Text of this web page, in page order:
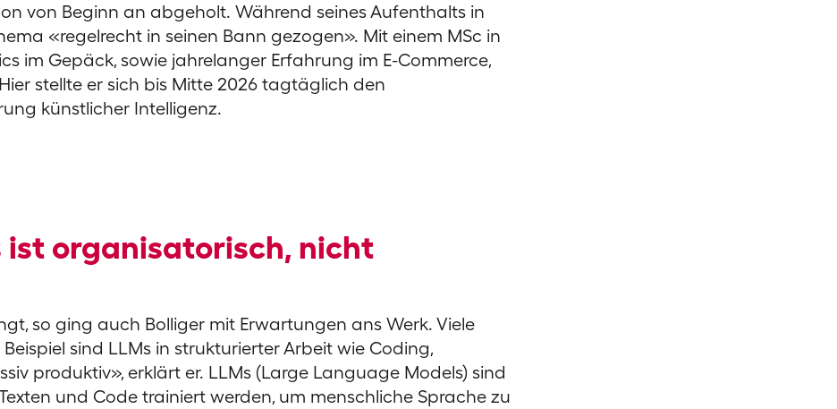
von Beginn an abgeholt. Während seines Aufenthalts in
«regelrecht in seinen Bann gezogen». Mit einem MSc in
im Gepäck, sowie jahrelanger Erfahrung im E-Commerce,
stellte er sich bis Mitte 2026 tagtäglich den
künstlicher Intelligenz.
ist organisatorisch, nicht
so ging auch Bolliger mit Erwartungen ans Werk. Viele
sind LLMs in strukturierter Arbeit wie Coding,
produktiv», erklärt er. LLMs (Large Language Models) sind
und Code trainiert werden, um menschliche Sprache zu